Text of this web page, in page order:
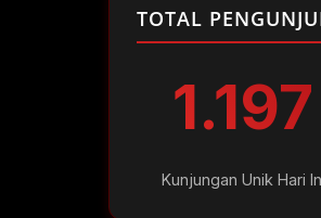
TOTAL
1.197
Kunjungan Unik Hari